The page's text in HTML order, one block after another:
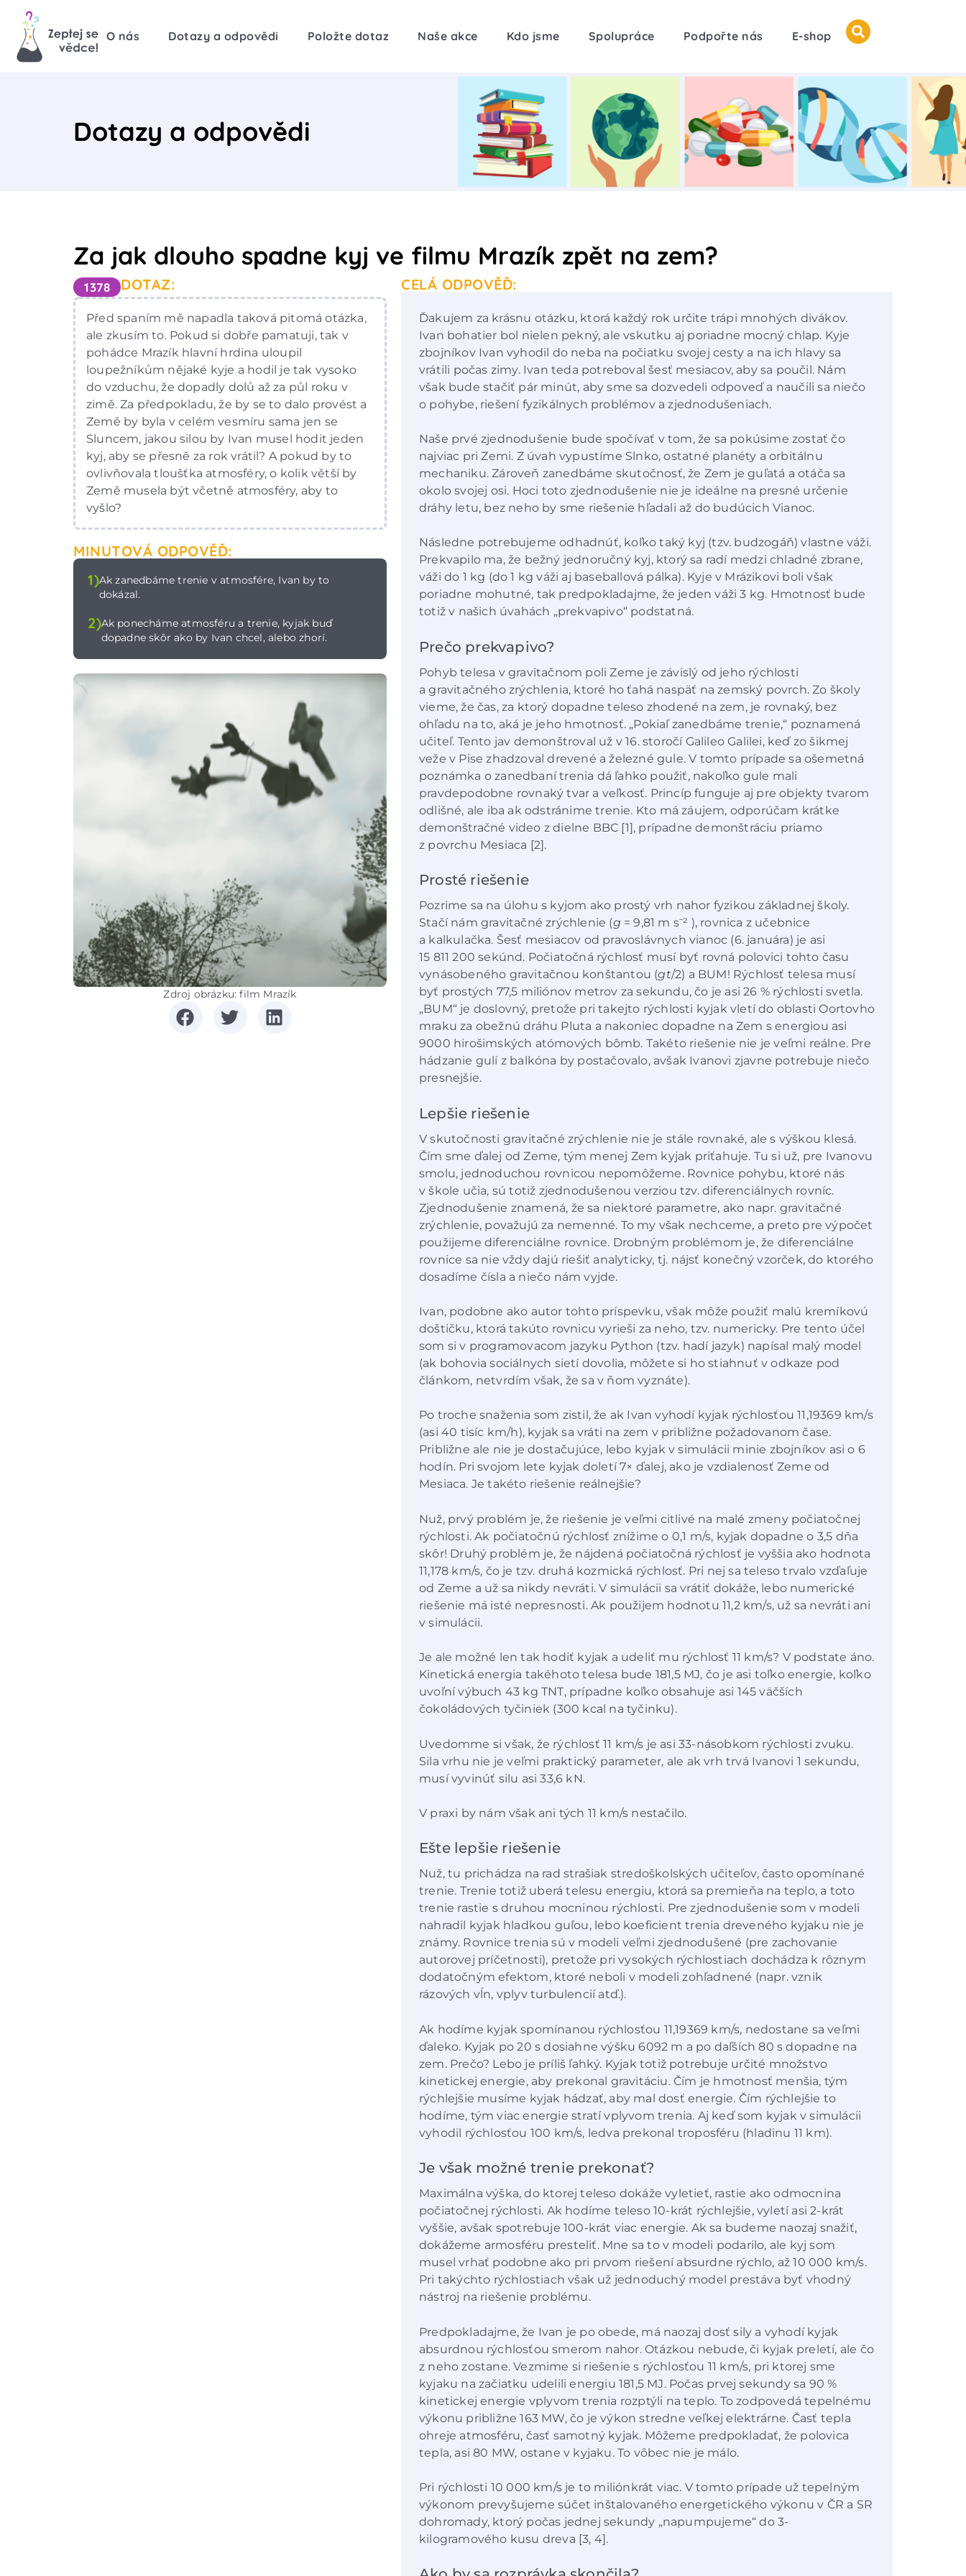
O nás Dotazy a odpovědi Položte dotaz Naše akce Kdo jsme Spolupráce Podpořte nás E-shop
Dotazy a odpovědi
Za jak dlouho spadne kyj ve filmu Mrazík zpět na zem?
1378 DOTAZ:
Před spaním mě napadla taková pitomá otázka,
ale zkusím to. Pokud si dobře pamatuji, tak v
pohádce Mrazík hlavní hrdina uloupil
loupežníkům nějaké kyje a hodil je tak vysoko
do vzduchu, že dopadly dolů až za půl roku v
zimě. Za předpokladu, že by se to dalo provést a
Země by byla v celém vesmíru sama jen se
Sluncem, jakou silou by Ivan musel hodit jeden
kyj, aby se přesně za rok vrátil? A pokud by to
ovlivňovala tloušťka atmosféry, o kolik větší by
Země musela být včetně atmosféry, aby to
vyšlo?
MINUTOVÁ ODPOVĚĎ:
1)Ak zanedbáme trenie v atmosfére, Ivan by to
dokázal.
2)Ak ponecháme atmosféru a trenie, kyjak buď
dopadne skôr ako by Ivan chcel, alebo zhorí.
Zdroj obrázku: film Mrazík
CELÁ ODPOVĚĎ:
Ďakujem za krásnu otázku, ktorá každý rok určite trápi mnohých divákov.
Ivan bohatier bol nielen pekný, ale vskutku aj poriadne mocný chlap. Kyje
zbojníkov Ivan vyhodil do neba na počiatku svojej cesty a na ich hlavy sa
vrátili počas zimy. Ivan teda potreboval šesť mesiacov, aby sa poučil. Nám
však bude stačiť pár minút, aby sme sa dozvedeli odpoveď a naučili sa niečo
o pohybe, riešení fyzikálnych problémov a zjednodušeniach.
Naše prvé zjednodušenie bude spočívať v tom, že sa pokúsime zostať čo
najviac pri Zemi. Z úvah vypustíme Slnko, ostatné planéty a orbitálnu
mechaniku. Zároveň zanedbáme skutočnosť, že Zem je guľatá a otáča sa
okolo svojej osi. Hoci toto zjednodušenie nie je ideálne na presné určenie
dráhy letu, bez neho by sme riešenie hľadali až do budúcich Vianoc.
Následne potrebujeme odhadnúť, koľko taký kyj (tzv. budzogáň) vlastne váži.
Prekvapilo ma, že bežný jednoručný kyj, ktorý sa radí medzi chladné zbrane,
váži do 1 kg (do 1 kg váži aj baseballová pálka). Kyje v Mrázikovi boli však
poriadne mohutné, tak predpokladajme, že jeden váži 3 kg. Hmotnosť bude
totiž v našich úvahách „prekvapivo“ podstatná.
Prečo prekvapivo?
Pohyb telesa v gravitačnom poli Zeme je závislý od jeho rýchlosti
a gravitačného zrýchlenia, ktoré ho ťahá naspäť na zemský povrch. Zo školy
vieme, že čas, za ktorý dopadne teleso zhodené na zem, je rovnaký, bez
ohľadu na to, aká je jeho hmotnosť. „Pokiaľ zanedbáme trenie,“ poznamená
učiteľ. Tento jav demonštroval už v 16. storočí Galileo Galilei, keď zo šikmej
veže v Pise zhadzoval drevené a železné gule. V tomto prípade sa ošemetná
poznámka o zanedbaní trenia dá ľahko použiť, nakoľko gule mali
pravdepodobne rovnaký tvar a veľkosť. Princíp funguje aj pre objekty tvarom
odlišné, ale iba ak odstránime trenie. Kto má záujem, odporúčam krátke
demonštračné video z dielne BBC [1], prípadne demonštráciu priamo
z povrchu Mesiaca [2].
Prosté riešenie
Pozrime sa na úlohu s kyjom ako prostý vrh nahor fyzikou základnej školy.
Stačí nám gravitačné zrýchlenie (g = 9,81 m s⁻² ), rovnica z učebnice
a kalkulačka. Šesť mesiacov od pravoslávnych vianoc (6. januára) je asi
15 811 200 sekúnd. Počiatočná rýchlosť musí byť rovná polovici tohto času
vynásobeného gravitačnou konštantou (gt/2) a BUM! Rýchlosť telesa musí
byť prostých 77,5 miliónov metrov za sekundu, čo je asi 26 % rýchlosti svetla.
„BUM“ je doslovný, pretože pri takejto rýchlosti kyjak vletí do oblasti Oortovho
mraku za obežnú dráhu Pluta a nakoniec dopadne na Zem s energiou asi
9000 hirošimských atómových bômb. Takéto riešenie nie je veľmi reálne. Pre
hádzanie gulí z balkóna by postačovalo, avšak Ivanovi zjavne potrebuje niečo
presnejšie.
Lepšie riešenie
V skutočnosti gravitačné zrýchlenie nie je stále rovnaké, ale s výškou klesá.
Čím sme ďalej od Zeme, tým menej Zem kyjak priťahuje. Tu si už, pre Ivanovu
smolu, jednoduchou rovnicou nepomôžeme. Rovnice pohybu, ktoré nás
v škole učia, sú totiž zjednodušenou verziou tzv. diferenciálnych rovníc.
Zjednodušenie znamená, že sa niektoré parametre, ako napr. gravitačné
zrýchlenie, považujú za nemenné. To my však nechceme, a preto pre výpočet
použijeme diferenciálne rovnice. Drobným problémom je, že diferenciálne
rovnice sa nie vždy dajú riešiť analyticky, tj. nájsť konečný vzorček, do ktorého
dosadíme čísla a niečo nám vyjde.
Ivan, podobne ako autor tohto príspevku, však môže použiť malú kremíkovú
doštičku, ktorá takúto rovnicu vyrieši za neho, tzv. numericky. Pre tento účel
som si v programovacom jazyku Python (tzv. hadí jazyk) napísal malý model
(ak bohovia sociálnych sietí dovolia, môžete si ho stiahnuť v odkaze pod
článkom, netvrdím však, že sa v ňom vyznáte).
Po troche snaženia som zistil, že ak Ivan vyhodí kyjak rýchlosťou 11,19369 km/s
(asi 40 tisíc km/h), kyjak sa vráti na zem v približne požadovanom čase.
Približne ale nie je dostačujúce, lebo kyjak v simulácii minie zbojníkov asi o 6
hodín. Pri svojom lete kyjak doletí 7× ďalej, ako je vzdialenosť Zeme od
Mesiaca. Je takéto riešenie reálnejšie?
Nuž, prvý problém je, že riešenie je veľmi citlivé na malé zmeny počiatočnej
rýchlosti. Ak počiatočnú rýchlosť znížime o 0,1 m/s, kyjak dopadne o 3,5 dňa
skôr! Druhý problém je, že nájdená počiatočná rýchlosť je vyššia ako hodnota
11,178 km/s, čo je tzv. druhá kozmická rýchlosť. Pri nej sa teleso trvalo vzďaľuje
od Zeme a už sa nikdy nevráti. V simulácii sa vrátiť dokáže, lebo numerické
riešenie má isté nepresnosti. Ak použijem hodnotu 11,2 km/s, už sa nevráti ani
v simulácii.
Je ale možné len tak hodiť kyjak a udeliť mu rýchlosť 11 km/s? V podstate áno.
Kinetická energia takéhoto telesa bude 181,5 MJ, čo je asi toľko energie, koľko
uvoľní výbuch 43 kg TNT, prípadne koľko obsahuje asi 145 väčších
čokoládových tyčiniek (300 kcal na tyčinku).
Uvedomme si však, že rýchlosť 11 km/s je asi 33-násobkom rýchlosti zvuku.
Sila vrhu nie je veľmi praktický parameter, ale ak vrh trvá Ivanovi 1 sekundu,
musí vyvinúť silu asi 33,6 kN.
V praxi by nám však ani tých 11 km/s nestačilo.
Ešte lepšie riešenie
Nuž, tu prichádza na rad strašiak stredoškolských učiteľov, často opomínané
trenie. Trenie totiž uberá telesu energiu, ktorá sa premieňa na teplo, a toto
trenie rastie s druhou mocninou rýchlosti. Pre zjednodušenie som v modeli
nahradil kyjak hladkou guľou, lebo koeficient trenia dreveného kyjaku nie je
známy. Rovnice trenia sú v modeli veľmi zjednodušené (pre zachovanie
autorovej príčetnosti), pretože pri vysokých rýchlostiach dochádza k rôznym
dodatočným efektom, ktoré neboli v modeli zohľadnené (napr. vznik
rázových vĺn, vplyv turbulencií atď.).
Ak hodíme kyjak spomínanou rýchlosťou 11,19369 km/s, nedostane sa veľmi
ďaleko. Kyjak po 20 s dosiahne výšku 6092 m a po daľších 80 s dopadne na
zem. Prečo? Lebo je príliš ľahký. Kyjak totiž potrebuje určité množstvo
kinetickej energie, aby prekonal gravitáciu. Čím je hmotnosť menšia, tým
rýchlejšie musíme kyjak hádzať, aby mal dosť energie. Čím rýchlejšie to
hodíme, tým viac energie stratí vplyvom trenia. Aj keď som kyjak v simulácii
vyhodil rýchlosťou 100 km/s, ledva prekonal troposféru (hladinu 11 km).
Je však možné trenie prekonať?
Maximálna výška, do ktorej teleso dokáže vyletieť, rastie ako odmocnina
počiatočnej rýchlosti. Ak hodíme teleso 10-krát rýchlejšie, vyletí asi 2-krát
vyššie, avšak spotrebuje 100-krát viac energie. Ak sa budeme naozaj snažiť,
dokážeme armosféru presteliť. Mne sa to v modeli podarilo, ale kyj som
musel vrhať podobne ako pri prvom riešení absurdne rýchlo, až 10 000 km/s.
Pri takýchto rýchlostiach však už jednoduchý model prestáva byť vhodný
nástroj na riešenie problému.
Predpokladajme, že Ivan je po obede, má naozaj dosť sily a vyhodí kyjak
absurdnou rýchlosťou smerom nahor. Otázkou nebude, či kyjak preletí, ale čo
z neho zostane. Vezmime si riešenie s rýchlosťou 11 km/s, pri ktorej sme
kyjaku na začiatku udelili energiu 181,5 MJ. Počas prvej sekundy sa 90 %
kinetickej energie vplyvom trenia rozptýli na teplo. To zodpovedá tepelnému
výkonu približne 163 MW, čo je výkon stredne veľkej elektrárne. Časť tepla
ohreje atmosféru, časť samotný kyjak. Môžeme predpokladať, že polovica
tepla, asi 80 MW, ostane v kyjaku. To vôbec nie je málo.
Pri rýchlosti 10 000 km/s je to miliónkrát viac. V tomto prípade už tepelným
výkonom prevyšujeme súčet inštalovaného energetického výkonu v ČR a SR
dohromady, ktorý počas jednej sekundy „napumpujeme“ do 3-
kilogramového kusu dreva [3, 4].